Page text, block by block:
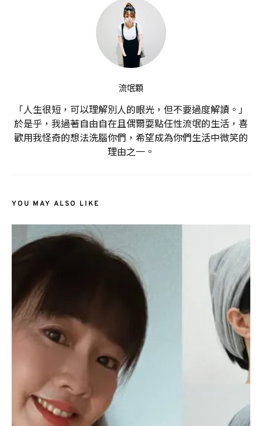
流氓顆
「人生很短，可以理解別人的眼光，但不要過度解讀。」
於是乎，我過著自由自在且偶爾耍點任性流氓的生活，喜
歡用我怪奇的想法洗腦你們，希望成為你們生活中微笑的
理由之一。
YOU MAY ALSO LIKE